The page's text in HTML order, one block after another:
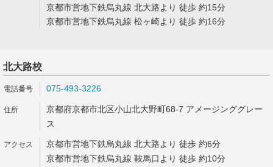
京都市営地下鉄烏丸線 北大路より 徒歩 約15分
京都市営地下鉄烏丸線 松ヶ崎より 徒歩 約16分
北大路校
075-493-3226
京都府京都市北区小山北大野町68-7 アメージンググレー
ス
京都市営地下鉄烏丸線 北大路より 徒歩 約6分
京都市営地下鉄烏丸線 鞍馬口より 徒歩 約10分